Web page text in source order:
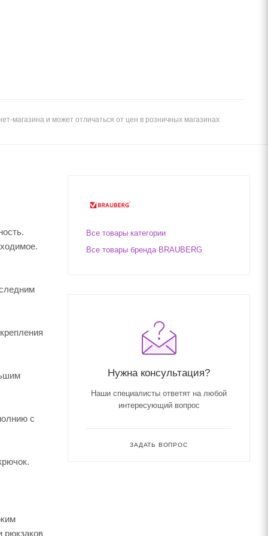
магазина и может отличаться от цен в розничных магазинах
с
рюкзаков
Все товары категории
Все товары бренда BRAUBERG
Нужна консультация?
Наши специалисты ответят на любой
интересующий вопрос
ЗАДАТЬ ВОПРОС